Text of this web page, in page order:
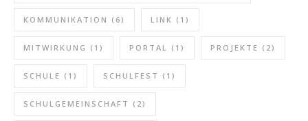
KOMMUNIKATION (6) LINK (1)
MITWIRKUNG (1) PORTAL (1) PROJEKTE (2)
SCHULE (1) SCHULFEST (1)
SCHULGEMEINSCHAFT (2)